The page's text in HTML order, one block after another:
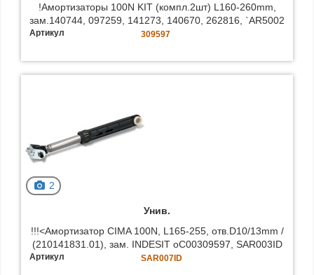
!Амортизаторы 100N KIT (компл.2шт) L160-260mm,
зам.140744, 097259, 141273, 140670, 262816, `AR5002
Артикул 309597
2
Унив.
!!!<Амортизатор CIMA 100N, L165-255, отв.D10/13mm /
(210141831.01), зам. INDESIT oC00309597, SAR003ID
Артикул SAR007ID